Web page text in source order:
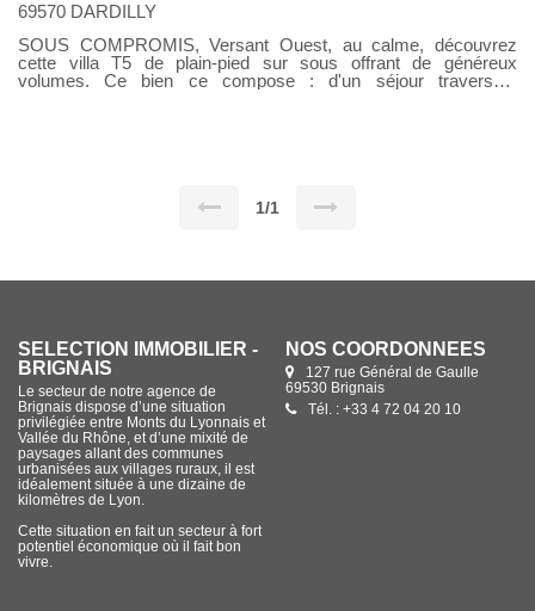
69570 DARDILLY
SOUS COMPROMIS, Versant Ouest, au calme, découvrez
cette villa T5 de plain-pied sur sous offrant de généreux
volumes. Ce bien ce compose : d'un séjour traversant
risques auxquels ce bien est exposé sont disponibles sur le site
1/1
SÉLECTION IMMOBILIER -
BRIGNAIS
Le secteur de notre agence de
Brignais dispose d’une situation
privilégiée entre Monts du Lyonnais et
Vallée du Rhône, et d’une mixité de
paysages allant des communes
urbanisées aux villages ruraux, il est
idéalement située à une dizaine de
kilomètres de Lyon.
Cette situation en fait un secteur à fort
potentiel économique où il fait bon
vivre.
NOS COORDONNÉES
127 rue Général de Gaulle
69530 Brignais
Tél. : +33 4 72 04 20 10